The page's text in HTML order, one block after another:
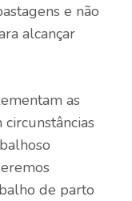
e não
alcançar
as
circunstâncias
de parto